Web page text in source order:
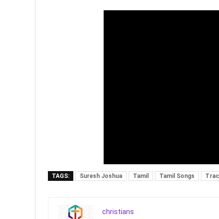
TAGS: Suresh Joshua Tamil Tamil Songs
christians